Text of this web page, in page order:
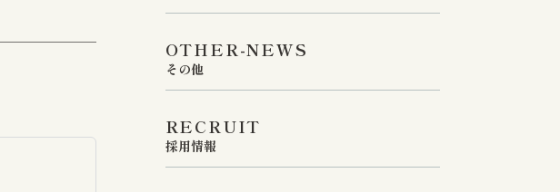
OTHER-NEWS
その他
RECRUIT
採用情報